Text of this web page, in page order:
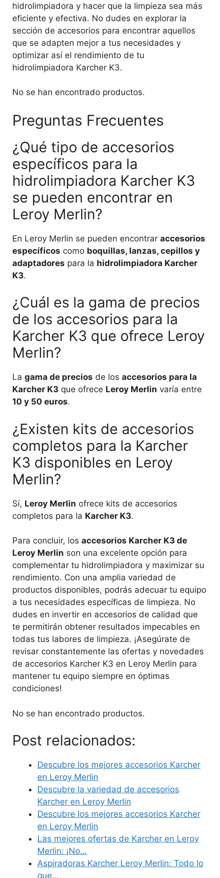
hidrolimpiadora y hacer que la limpieza sea más
eficiente y efectiva. No dudes en explorar la
sección de accesorios para encontrar aquellos
que se adapten mejor a tus necesidades y
optimizar así el rendimiento de tu
hidrolimpiadora Karcher K3.
No se han encontrado productos.
Preguntas Frecuentes
¿Qué tipo de accesorios
específicos para la
hidrolimpiadora Karcher K3
se pueden encontrar en
Leroy Merlin?
En Leroy Merlin se pueden encontrar accesorios
específicos como boquillas, lanzas, cepillos y
adaptadores para la hidrolimpiadora Karcher
K3.
¿Cuál es la gama de precios
de los accesorios para la
Karcher K3 que ofrece Leroy
Merlin?
La gama de precios de los accesorios para la
Karcher K3 que ofrece Leroy Merlin varía entre
10 y 50 euros.
¿Existen kits de accesorios
completos para la Karcher
K3 disponibles en Leroy
Merlin?
Sí, Leroy Merlin ofrece kits de accesorios
completos para la Karcher K3.
Para concluir, los accesorios Karcher K3 de
Leroy Merlin son una excelente opción para
complementar tu hidrolimpiadora y maximizar su
rendimiento. Con una amplia variedad de
productos disponibles, podrás adecuar tu equipo
a tus necesidades específicas de limpieza. No
dudes en invertir en accesorios de calidad que
te permitirán obtener resultados impecables en
todas tus labores de limpieza. ¡Asegúrate de
revisar constantemente las ofertas y novedades
de accesorios Karcher K3 en Leroy Merlin para
mantener tu equipo siempre en óptimas
condiciones!
No se han encontrado productos.
Post relacionados:
Descubre los mejores accesorios Karcher
en Leroy Merlin
Descubre la variedad de accesorios
Karcher en Leroy Merlin
Descubre los mejores accesorios Karcher
en Leroy Merlin
Las mejores ofertas de Karcher en Leroy
Merlin: ¡No…
Aspiradoras Karcher Leroy Merlin: Todo lo
que…